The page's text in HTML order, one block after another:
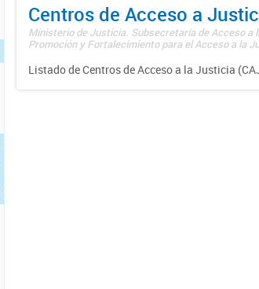
Centros de Acceso a
Ministerio de Justicia. Subsecretaría de Acceso a
Promoción y Fortalecimiento para el Acceso a la
Listado de Centros de Acceso a la Justicia